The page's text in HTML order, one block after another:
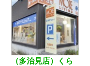
（多治見店）くら